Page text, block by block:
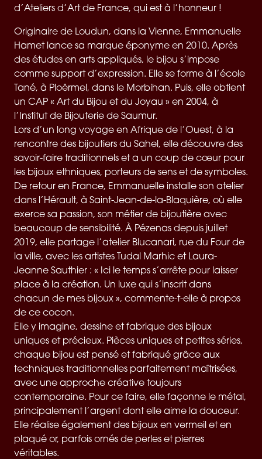
d’Ateliers d’Art de France, qui est à l’honneur !
Originaire de Loudun, dans la Vienne, Emmanuelle
Hamet lance sa marque éponyme en 2010. Après
des études en arts appliqués, le bijou s’impose
comme support d’expression. Elle se forme à l’école
Tané, à Ploërmel, dans le Morbihan. Puis, elle obtient
un CAP « Art du Bijou et du Joyau » en 2004, à
l’Institut de Bijouterie de Saumur.
Lors d’un long voyage en Afrique de l’Ouest, à la
rencontre des bijoutiers du Sahel, elle découvre des
savoir-faire traditionnels et a un coup de cœur pour
les bijoux ethniques, porteurs de sens et de symboles.
De retour en France, Emmanuelle installe son atelier
dans l’Hérault, à Saint-Jean-de-la-Blaquière, où elle
exerce sa passion, son métier de bijoutière avec
beaucoup de sensibilité. À Pézenas depuis juillet
2019, elle partage l’atelier Blucanari, rue du Four de
la ville, avec les artistes Tudal Marhic et Laura-
Jeanne Sauthier : « Ici le temps s’arrête pour laisser
place à la création. Un luxe qui s’inscrit dans
chacun de mes bijoux », commente-t-elle à propos
de ce cocon.
Elle y imagine, dessine et fabrique des bijoux
uniques et précieux. Pièces uniques et petites séries,
chaque bijou est pensé et fabriqué grâce aux
techniques traditionnelles parfaitement maîtrisées,
avec une approche créative toujours
contemporaine. Pour ce faire, elle façonne le métal,
principalement l’argent dont elle aime la douceur.
Elle réalise également des bijoux en vermeil et en
plaqué or, parfois ornés de perles et pierres
véritables.